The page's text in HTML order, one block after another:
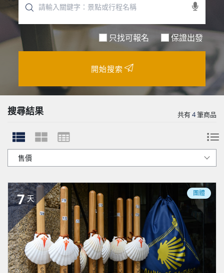
只找可報名 保證出發
開始搜索
搜尋結果 共有4筆商品
7 天
團體